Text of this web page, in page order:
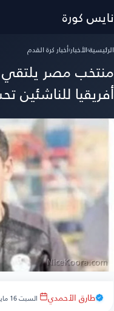
نايس كورة
الرئيسية›الأخبار›أخبار كرة القدم
منتخب مصر
أفريقيا للناشئين تحت 17 سنة
طارق الأحمدي السبت 16 مايو 2026